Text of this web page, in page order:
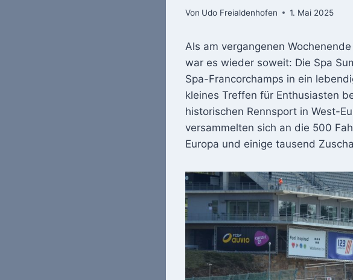
Von Udo Freialdenhofen 1. Mai 2025
Als am vergangenen
war es wieder soweit: Die Spa
Spa-Francorchamps in ein
kleines Treffen für Enthusiasten
historischen Rennsport in West-
versammelten sich an die 500
Europa und einige tausend